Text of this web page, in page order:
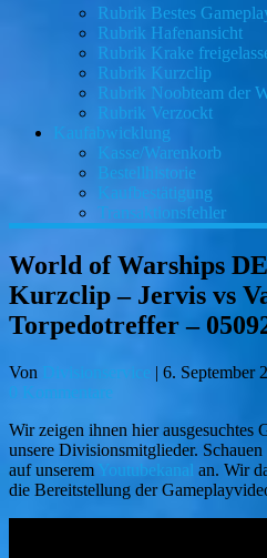
Rubrik Bestes
Rubrik Hafenansicht
Rubrik Krake
Rubrik Kurzclip
Rubrik Noobteam der
Rubrik Verzockt
Kaufabwicklung
Kasse/Warenkorb
Bestellhistorie
Kaufbestätigung
Transaktionsfehler
World of Warships
Kurzclip – Jervis vs
Torpedotreffer –
Von Divisionservice | 6. September
0 Kommentare
Wir zeigen ihnen hier ausgesuchtes
unsere Divisionsmitglieder.
auf unserem Youtubekanal an. Wir
die Bereitstellung der